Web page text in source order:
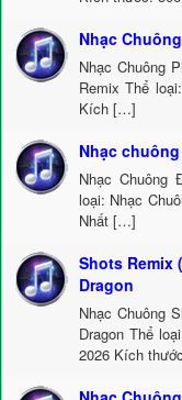
Nhạc
Nhạc Chuông
Remix Thể
Kích […]
Nhạc
Nhạc Chuông
loại: Nhạc
Nhất […]
Shots Remix
Dragon
Nhạc Chuông
Dragon Thể
2026 Kích